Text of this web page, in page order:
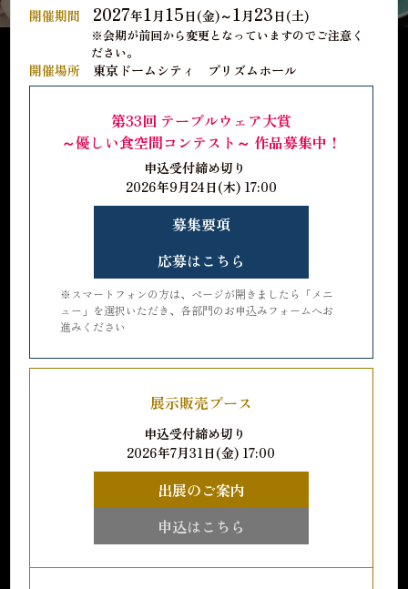
開催期間 2027年1 月15 日(金)～1 月23 日(土)
※会期が前回から変更となっていますのでご注意く
ださい。
開催場所 東京ドームシティ プリズムホール
第33回 テーブルウェア大賞
～優しい食空間コンテスト～ 作品募集中！
申込受付締め切り
2026年9月24日(木) 17:00
募集要項
応募はこちら
※スマートフォンの方は、ページが開きましたら「メニ
ュー」を選択いただき、各部門のお申込みフォームへお
進みください
展示販売ブース
申込受付締め切り
2026年7月31日(金) 17:00
出展のご案内
申込はこちら